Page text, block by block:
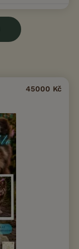
45000 Kč